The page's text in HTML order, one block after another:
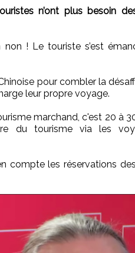
n’ont plus besoin
non ! Le touriste s’est
pour combler la
leur propre voyage.
marchand, c'est 20 à
du tourisme via les
compte les réservations